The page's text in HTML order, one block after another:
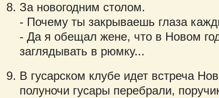
За новогодним столом.
- Почему ты закрываешь глаза
- Да я обещал жене, что в Новом
заглядывать в рюмку...
В гусарском клубе идет встреча
полуночи гусары перебрали,